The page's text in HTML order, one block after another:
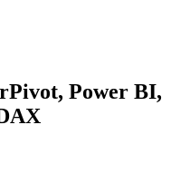
Power BI,